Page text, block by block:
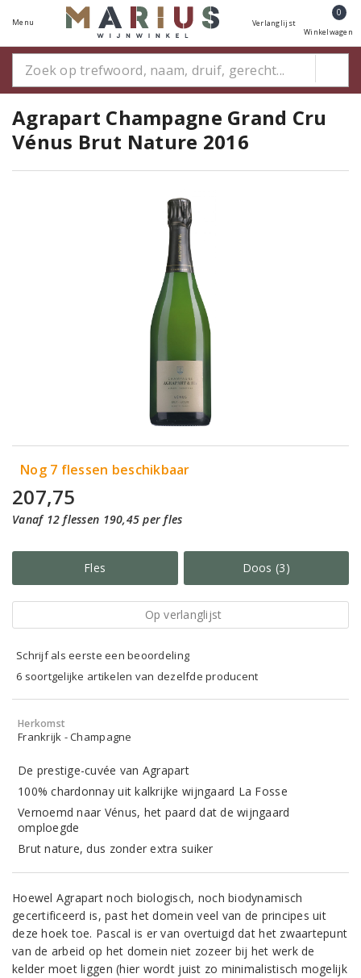
Menu Verlanglijst
0
Winkelwagen
Agrapart Champagne Grand Cru
Vénus Brut Nature 2016
Nog 7 flessen beschikbaar
207,75
Vanaf 12 flessen 190,45 per fles
Fles Doos (3)
Op verlanglijst
Schrijf als eerste een beoordeling
6 soortgelijke artikelen van dezelfde producent
Herkomst
Frankrijk - Champagne
De prestige-cuvée van Agrapart
100% chardonnay uit kalkrijke wijngaard La Fosse
Vernoemd naar Vénus, het paard dat de wijngaard
omploegde
Brut nature, dus zonder extra suiker
Hoewel Agrapart noch biologisch, noch biodynamisch
gecertificeerd is, past het domein veel van de principes uit
deze hoek toe. Pascal is er van overtuigd dat het zwaartepunt
van de arbeid op het domein niet zozeer bij het werk de
kelder moet liggen (hier wordt juist zo minimalistisch mogelijk